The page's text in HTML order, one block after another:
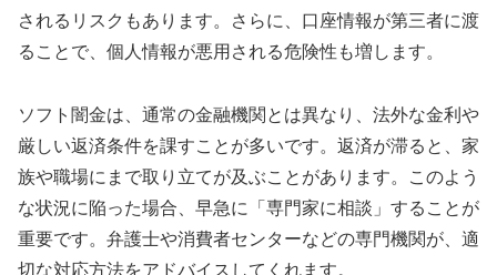
されるリスクもあります。さらに、口座情報が第三者に渡
ることで、個人情報が悪用される危険性も増します。
ソフト闇金は、通常の金融機関とは異なり、法外な金利や
厳しい返済条件を課すことが多いです。返済が滞ると、家
族や職場にまで取り立てが及ぶことがあります。このよう
な状況に陥った場合、早急に「専門家に相談」することが
重要です。弁護士や消費者センターなどの専門機関が、適
切な対応方法をアドバイスしてくれます。